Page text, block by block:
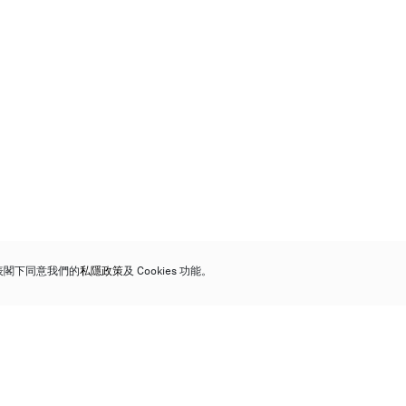
下同意我們的私隱政策及 Cookies 功能。